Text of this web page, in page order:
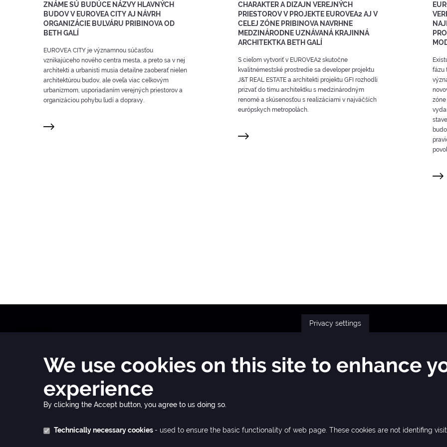
ZNÁME SÚ BUDÚCE NÁZVY HLAVNÝCH
BUDOV V EUROVEA CITY AJ NÁVRH
ORGANIZÁCIE BULVÁRU PRIBINOVA OD
BETH GALÍ
EUROVEA CITY je významnou súčasťou
vznikajúceho nového centra mesta, a preto sa v nej
architekti a urbanisti musia detailne zaoberať nielen
architektúrou budov, ale oveľa viac celkovým
urbanizmom, usporiadaním verejných priestorov a
organizáciou pohybu ľudí a dopravy.
CHARAKTER A DIZAJN VEREJNÝCH
PRIESTOROV V PROJEKTE EUROVEA2 AJ V
CELEJ ZÓNE PRIBINOVA NAVRHNE
MEDZINÁRODNE UZNÁVANÁ KRAJINNÁ
ARCHITEKTKA BETH GALÍ
S cieľom vytvoriť v EUROVEA2 skutočne
kvalitnémestské prostredie sa developer projektu
J&T REAL ESTATE a architekti projektu GFI rozhodli
prizvať do tímu architektku s medzinárodným
renomé a skúsenosťou s realizáciami v najväčších
európskych metropolách.
fázu
zóne
JTRE a. s.,
RIVER PARK
Dvořákovo nábrežie 10
811 02 Bratislava, Slovak Republic
www.jtre.sk
+421 2 5941 8855
byty@euroveacity.sk
Phone:
+421 2 594 18 200
Mail:
-
Privacy settings
We use cookies on this site to enhance
experience
By clicking the Accept button, you agree to us doing so.
Technically necessary cookies - used to ensure the basic functionality of web page. These cookies are not identifing